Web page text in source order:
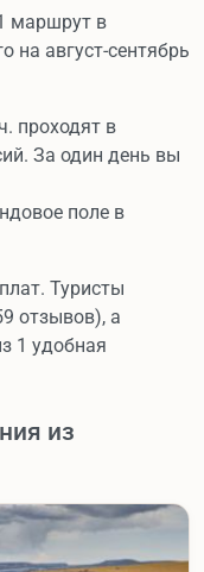
маршрут в
на август-сентябрь
проходят в
За один день вы
поле в
Туристы
отзывов), а
1 удобная
из